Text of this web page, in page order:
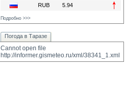
RUB
5.94
Подробно >>>
Погода в Таразе
Cannot open file
http://informer.gismeteo.ru/xml/38341_1.xml